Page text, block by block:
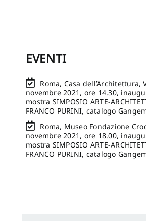
EVENTI
Roma, Casa dell’Architettura,
novembre 2021, ore 14.30,
mostra SIMPOSIO ARTE-
FRANCO PURINI, catalogo
Roma, Museo Fondazione
novembre 2021, ore 18.00,
mostra SIMPOSIO ARTE-
FRANCO PURINI, catalogo